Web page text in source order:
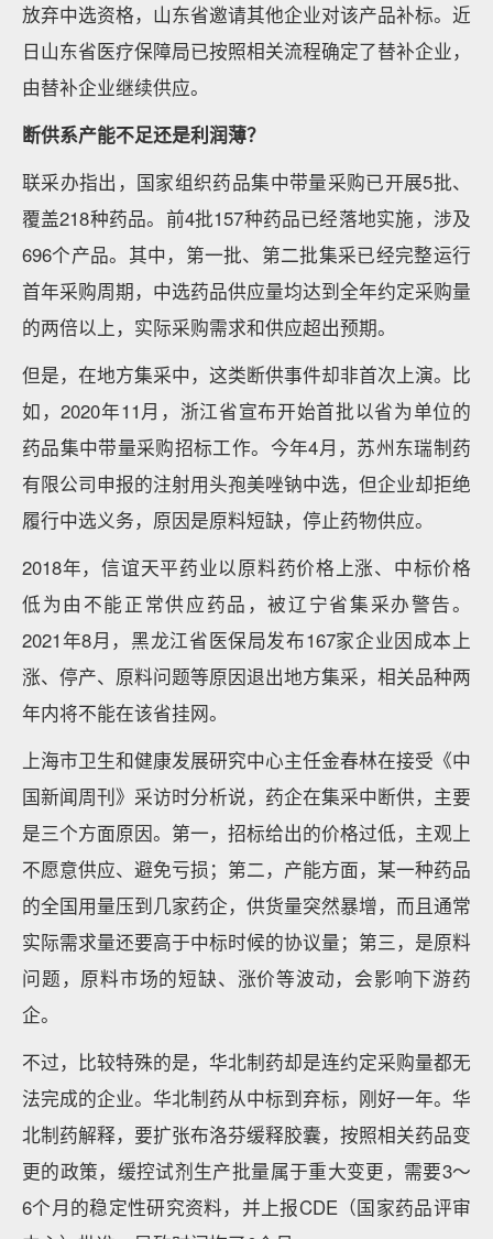
放弃中选资格，山东省邀请其他企业对该产品补标。近
日山东省医疗保障局已按照相关流程确定了替补企业，
由替补企业继续供应。
断供系产能不足还是利润薄？
联采办指出，国家组织药品集中带量采购已开展5批、
覆盖218种药品。前4批157种药品已经落地实施，涉及
696个产品。其中，第一批、第二批集采已经完整运行
首年采购周期，中选药品供应量均达到全年约定采购量
的两倍以上，实际采购需求和供应超出预期。
但是，在地方集采中，这类断供事件却非首次上演。比
如，2020年11月，浙江省宣布开始首批以省为单位的
药品集中带量采购招标工作。今年4月，苏州东瑞制药
有限公司申报的注射用头孢美唑钠中选，但企业却拒绝
履行中选义务，原因是原料短缺，停止药物供应。
2018年，信谊天平药业以原料药价格上涨、中标价格
低为由不能正常供应药品，被辽宁省集采办警告。
2021年8月，黑龙江省医保局发布167家企业因成本上
涨、停产、原料问题等原因退出地方集采，相关品种两
年内将不能在该省挂网。
上海市卫生和健康发展研究中心主任金春林在接受《中
国新闻周刊》采访时分析说，药企在集采中断供，主要
是三个方面原因。第一，招标给出的价格过低，主观上
不愿意供应、避免亏损；第二，产能方面，某一种药品
的全国用量压到几家药企，供货量突然暴增，而且通常
实际需求量还要高于中标时候的协议量；第三，是原料
问题，原料市场的短缺、涨价等波动，会影响下游药
企。
不过，比较特殊的是，华北制药却是连约定采购量都无
法完成的企业。华北制药从中标到弃标，刚好一年。华
北制药解释，要扩张布洛芬缓释胶囊，按照相关药品变
更的政策，缓控试剂生产批量属于重大变更，需要3～
6个月的稳定性研究资料，并上报CDE（国家药品评审